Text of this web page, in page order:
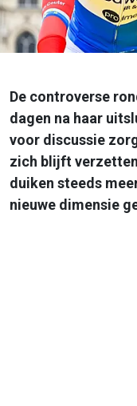
De controverse
dagen na haar
voor discussie
zich blijft
duiken steeds
nieuwe dimensie